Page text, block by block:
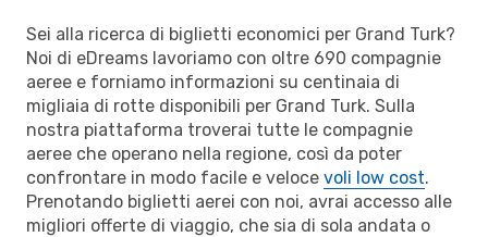
Sei alla ricerca di biglietti economici per Grand Turk?
Noi di eDreams lavoriamo con oltre 690 compagnie
aeree e forniamo informazioni su centinaia di
migliaia di rotte disponibili per Grand Turk. Sulla
nostra piattaforma troverai tutte le compagnie
aeree che operano nella regione, così da poter
confrontare in modo facile e veloce voli low cost.
Prenotando biglietti aerei con noi, avrai accesso alle
migliori offerte di viaggio, che sia di sola andata o